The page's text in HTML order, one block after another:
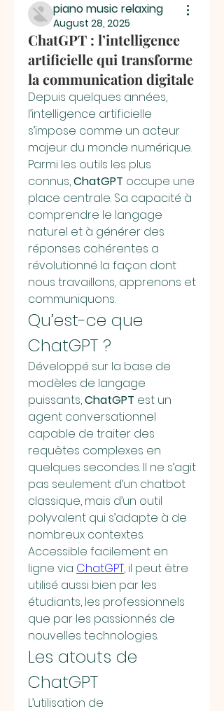
piano music relaxing
August 28, 2025
ChatGPT : l’intelligence
artificielle qui transforme
la communication digitale
Depuis quelques années,
l’intelligence artificielle
s’impose comme un acteur
majeur du monde numérique.
Parmi les outils les plus
connus, ChatGPT occupe une
place centrale. Sa capacité à
comprendre le langage
naturel et à générer des
réponses cohérentes a
révolutionné la façon dont
nous travaillons, apprenons et
communiquons.
Qu’est-ce que
ChatGPT ?
Développé sur la base de
modèles de langage
puissants, ChatGPT est un
agent conversationnel
capable de traiter des
requêtes complexes en
quelques secondes. Il ne s’agit
pas seulement d’un chatbot
classique, mais d’un outil
polyvalent qui s’adapte à de
nombreux contextes.
Accessible facilement en
ligne via ChatGPT, il peut être
utilisé aussi bien par les
étudiants, les professionnels
que par les passionnés de
nouvelles technologies.
Les atouts de
ChatGPT